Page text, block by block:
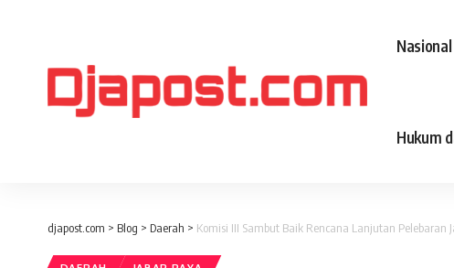
Nasional
Hukum
djapost.com > Blog > Daerah > Komisi III Sambut Baik Rencana Lanjutan Pelebaran